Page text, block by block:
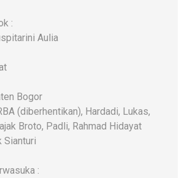
:
Aulia
Bogor
(diberhentikan), Hardadi, Lukas,
Broto, Padli, Rahmad Hidayat
Sianturi
: